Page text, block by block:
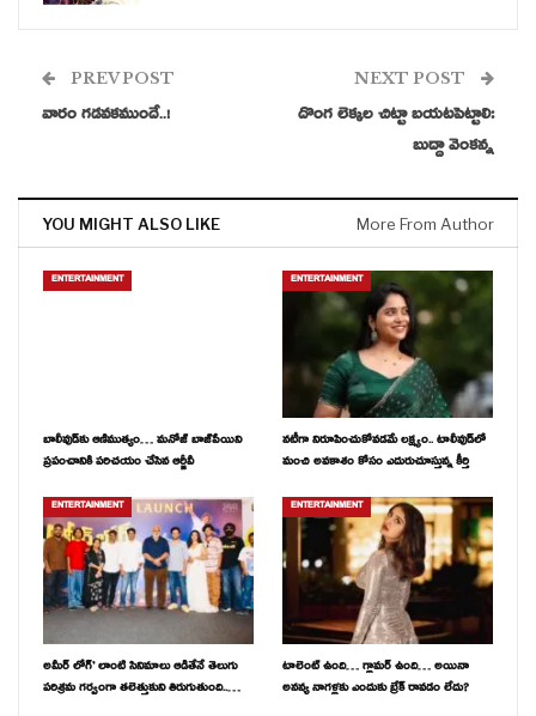
PREV POST
వారం గడవకముందే..!
NEXT POST
దొంగ లెక్కల చిట్టా బయటపెట్టాలి:
బుద్దా వెంకన్న
YOU MIGHT ALSO LIKE More From Author
ENTERTAINMENT
బాలీవుడ్‌కు ఆణిముత్యం… మనోజ్ బాజ్‌పేయిని
ప్రపంచానికి పరిచయం చేసిన ఆర్జీవీ
ENTERTAINMENT
నటీగా నిరూపించుకోవడమే లక్ష్యం.. టాలీవుడ్‌లో
మంచి అవకాశం కోసం ఎదురుచూస్తున్న కీర్తి
ENTERTAINMENT
అమీర్ లోగ్’ లాంటి సినిమాలు ఆడితేనే తెలుగు
పరిశ్రమ గర్వంగా తలెత్తుకుని తిరుగుతుంది..…
ENTERTAINMENT
టాలెంట్ ఉంది… గ్లామర్ ఉంది… అయినా
అనన్య నాగళ్లకు ఎందుకు బ్రేక్ రావడం లేదు?